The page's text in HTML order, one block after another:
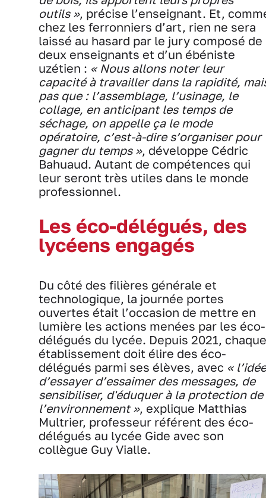
outils », précise l’enseignant. Et,
chez les ferronniers d’art, rien ne sera
laissé au hasard par le jury composé de
deux enseignants et d’un ébéniste
uzétien : « Nous allons noter leur
capacité à travailler dans la rapidité,
pas que : l’assemblage, l’usinage, le
collage, en anticipant les temps de
séchage, on appelle ça le mode
opératoire, c’est-à-dire s’organiser pour
gagner du temps », développe Cédric
Bahuaud. Autant de compétences qui
leur seront très utiles dans le monde
professionnel.
Les éco-délégués, des
lycéens engagés
Du côté des filières générale et
technologique, la journée portes
ouvertes était l’occasion de mettre en
lumière les actions menées par les éco-
délégués du lycée. Depuis 2021, chaque
établissement doit élire des éco-
délégués parmi ses élèves, avec « l’idée
d’essayer d’essaimer des messages, de
sensibiliser, d'éduquer à la protection de
l’environnement », explique Matthias
Multrier, professeur référent des éco-
délégués au lycée Gide avec son
collègue Guy Vialle.